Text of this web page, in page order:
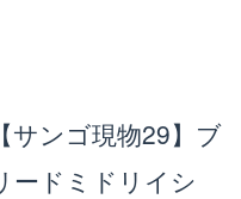
【サンゴ現物29】ブ
ードミドリイシ